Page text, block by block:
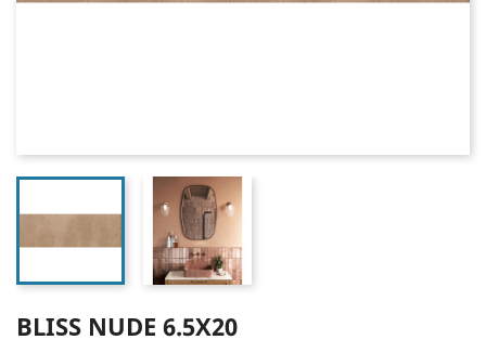
BLISS NUDE 6.5X20